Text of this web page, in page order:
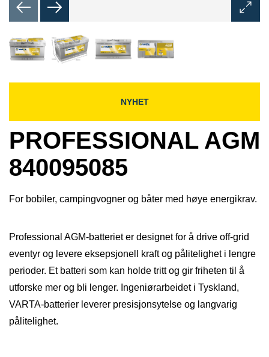
Åpne
NYHET
PROFESSIONAL AGM
840095085
For bobiler, campingvogner og båter med høye energikrav.
Professional AGM-batteriet er designet for å drive off-grid
eventyr og levere eksepsjonell kraft og pålitelighet i lengre
perioder. Et batteri som kan holde tritt og gir friheten til å
utforske mer og bli lenger.​ Ingeniørarbeidet i Tyskland,
VARTA-batterier leverer presisjonsytelse og langvarig
pålitelighet.​